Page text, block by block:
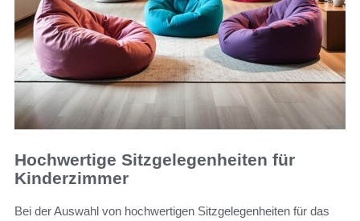
Hochwertige Sitzgelegenheiten für
Kinderzimmer
Bei der Auswahl von hochwertigen Sitzgelegenheiten für das